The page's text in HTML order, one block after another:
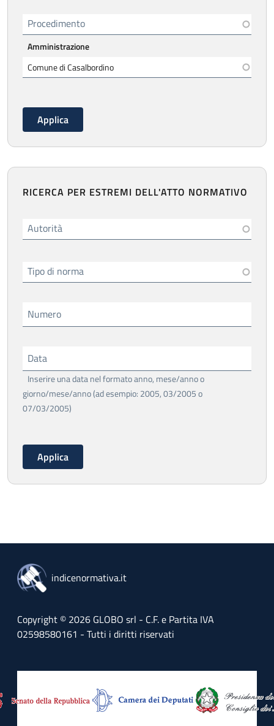
Procedimento
Amministrazione
RICERCA PER ESTREMI DELL'ATTO NORMATIVO
Autorità
Tipo di norma
Numero
Data
Inserire una data nel formato anno, mese/anno o
giorno/mese/anno (ad esempio: 2005, 03/2005 o
07/03/2005)
indicenormativa.it
Copyright © 2026 GLOBO srl - C.F. e Partita IVA
02598580161 - Tutti i diritti riservati